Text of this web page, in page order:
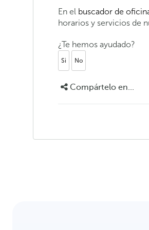
En el buscador de
horarios y servicios de
¿Te hemos ayudado?
Si No
Compártelo en...